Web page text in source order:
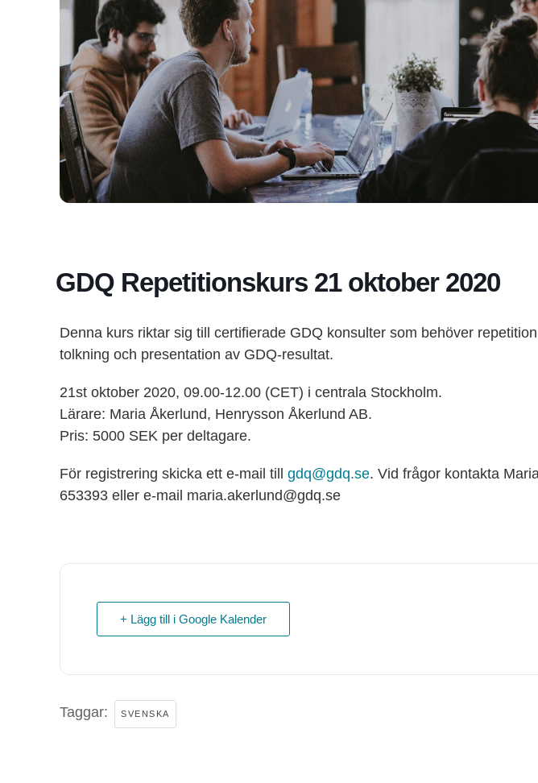
GDQ Repetitionskurs 21 oktober 2020
Denna kurs riktar sig till certifierade GDQ konsulter som behöver
tolkning och presentation av GDQ-resultat.
21st oktober 2020, 09.00-12.00 (CET) i centrala Stockholm.
Lärare: Maria Åkerlund, Henrysson Åkerlund AB.
Pris: 5000 SEK per deltagare.
För registrering skicka ett e-mail till gdq@gdq.se. Vid frågor kontakta
653393 eller e-mail maria.akerlund@gdq.se
+ Lägg till i Google Kalender
Taggar: SVENSKA